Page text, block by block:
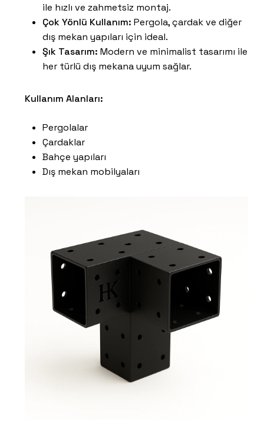
ile hızlı ve zahmetsiz montaj.
Çok Yönlü Kullanım: Pergola, çardak ve diğer
dış mekan yapıları için ideal.
Şık Tasarım: Modern ve minimalist tasarımı ile
her türlü dış mekana uyum sağlar.
Kullanım Alanları:
Pergolalar
Çardaklar
Bahçe yapıları
Dış mekan mobilyaları